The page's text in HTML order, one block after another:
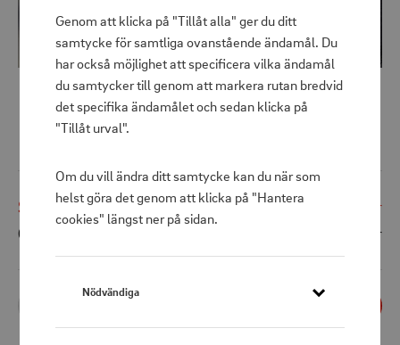
Genom att klicka på "Tillåt alla" ger du ditt
samtycke för samtliga ovanstående ändamål. Du
har också möjlighet att specificera vilka ändamål
du samtycker till genom att markera rutan bredvid
det specifika ändamålet och sedan klicka på
"Tillåt urval".
Om du vill ändra ditt samtycke kan du när som
helst göra det genom att klicka på "Hantera
cookies" längst ner på sidan.
Nödvändiga
To go click kopp 0.4 l
Shoppris
289 kr
Ord. pris
449 kr